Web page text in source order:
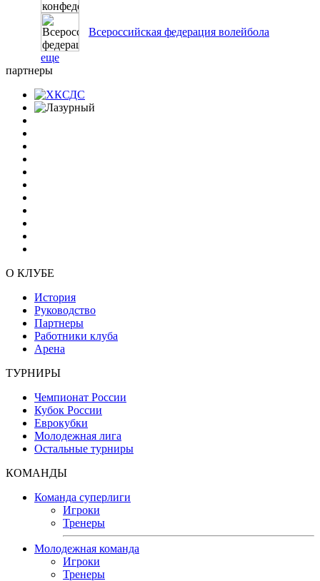
Всероссийская федерация волейбола
еще
партнеры
О КЛУБЕ
История
Руководство
Партнеры
Работники клуба
Арена
ТУРНИРЫ
Чемпионат России
Кубок России
Еврокубки
Молодежная лига
Остальные турниры
КОМАНДЫ
Команда суперлиги
Игроки
Тренеры
Молодежная команда
Игроки
Тренеры